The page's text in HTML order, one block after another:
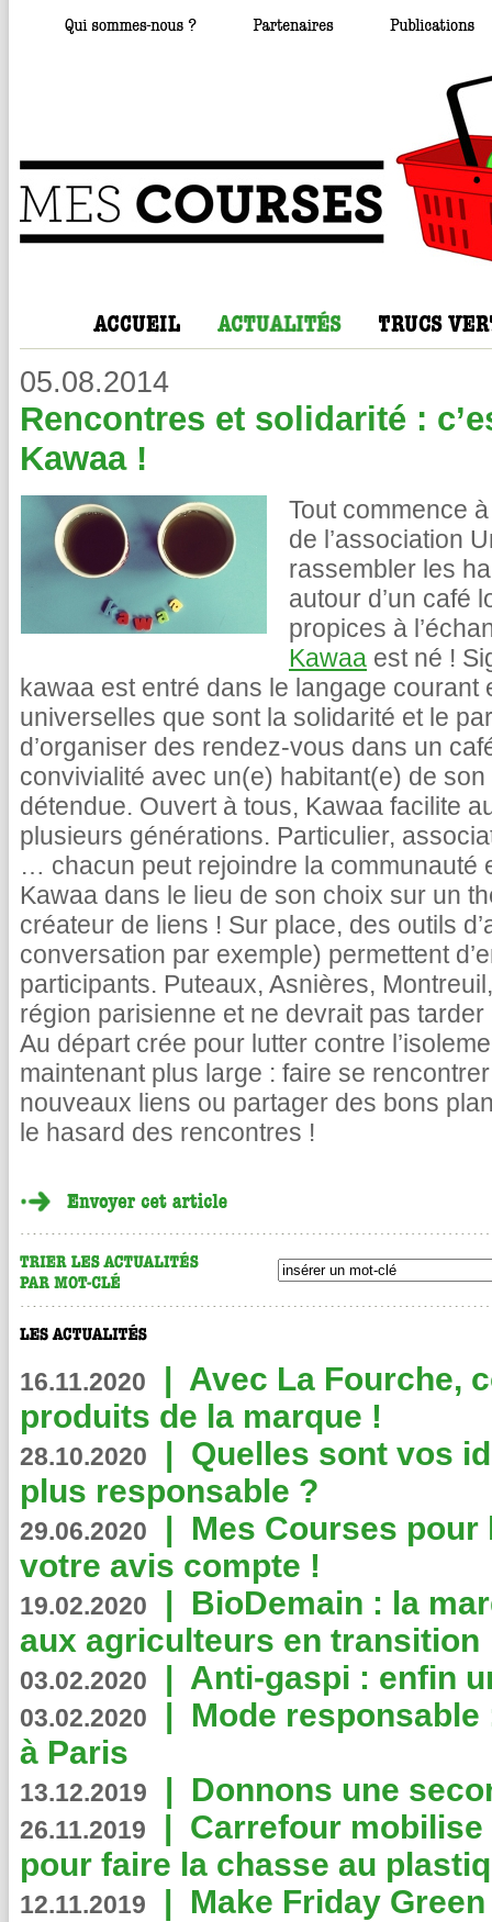
05.08.2014
Rencontres et solidarité :
Kawaa !
Tout commence
de l’association
rassembler les
autour d’un café
propices à
Kawaa est né !
kawaa est entré dans le langage courant
universelles que sont la solidarité et le
d’organiser des rendez-vous dans un
convivialité avec un(e) habitant(e) de
détendue. Ouvert à tous, Kawaa facilite
plusieurs générations. Particulier,
… chacun peut rejoindre la communauté
Kawaa dans le lieu de son choix sur un
créateur de liens ! Sur place, des outils
conversation par exemple) permettent
participants. Puteaux, Asnières,
région parisienne et ne devrait pas
Au départ crée pour lutter contre
maintenant plus large : faire se
nouveaux liens ou partager des bons
le hasard des rencontres !
16.11.2020 | Avec La Fourche,
produits de la marque !
28.10.2020 | Quelles sont vos
plus responsable ?
29.06.2020 | Mes Courses pour
votre avis compte !
19.02.2020 | BioDemain : la
aux agriculteurs en transition
03.02.2020 | Anti-gaspi : enfin
03.02.2020 | Mode
à Paris
13.12.2019 | Donnons une
26.11.2019 | Carrefour
pour faire la chasse au
12.11.2019 | Make Friday